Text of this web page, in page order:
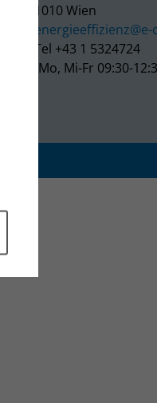
1010 Wien
Tel +43 1 5324724
(Mo, Mi-Fr 09:30-